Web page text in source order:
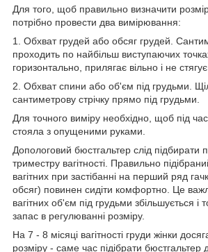
Для того, щоб правильно визначити
потрібно провести два вимірювання:
1. Обхват грудей або обсяг грудей.
проходить по найбільш виступаючих
горизонтально, прилягає вільно і не стягує
2. Обхват спини або об'єм під грудьми.
сантиметрову стрічку прямо під грудьми.
Для точного виміру необхідно, щоб під час
стояла з опущеними руками.
Допологовий бюстгальтер слід підбирати
триместру вагітності. Правильно
вагітних при застібанні на перший ряд
обсяг) повинен сидіти комфортно. Це
вагітних об'єм під грудьми збільшується і
запас в регулюванні розміру.
На 7 - 8 місяці вагітності груди жінки
розміру - саме час підібрати бюстгальтер